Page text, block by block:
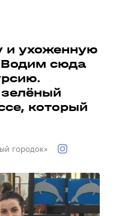
и ухоженную
Водим сюда
который
городок»